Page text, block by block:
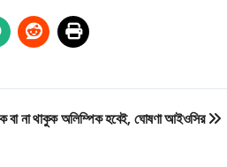
বা না থাকুক অলিম্পিক হবেই, ঘোষণা আইওসির